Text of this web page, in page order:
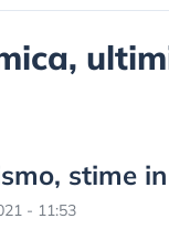
stime
- 11:53